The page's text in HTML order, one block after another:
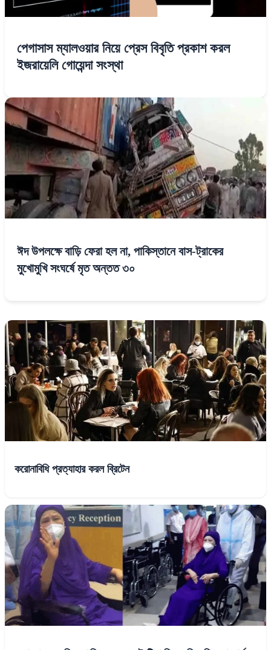
পেগাসাস ম্যালওয়ার নিয়ে প্রেস বিবৃতি প্রকাশ করল
ইজরায়েলি গোয়েন্দা সংস্থা
ঈদ উপলক্ষে বাড়ি ফেরা হল না, পাকিস্তানে বাস-ট্রাকের
মুখোমুখি সংঘর্ষে মৃত অন্তত ৩০
করোনাবিধি প্রত্যাহার করল ব্রিটেন